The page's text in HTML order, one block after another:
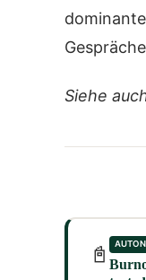
Siehe
📓